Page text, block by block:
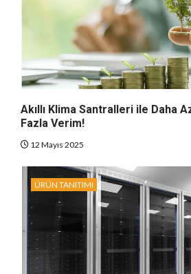
Akıllı Klima Santralleri ile Daha
Fazla Verim!
12 Mayıs 2025
ÜRÜN TANITIMI